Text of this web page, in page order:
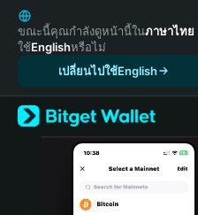
English
日本語
Tiếng Việt
Español (Latinoamérica)
Türkçe
Italiano
ขณะนี้คุณกำลังดูหน้านี้ในภาษาไทย
ใช้Englishหรือไม่
เปลี่ยนไปใช้English